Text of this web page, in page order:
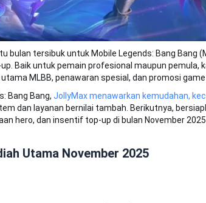
bulan tersibuk untuk Mobile Legends: Bang Bang
Baik untuk pemain profesional maupun pemula,
MLBB, penawaran spesial, dan promosi game
Bang Bang, JollyMax menawarkan kemudahan,
dan layanan bernilai tambah. Berikutnya,
hero, dan insentif top-up di bulan November 2025.
Utama November 2025